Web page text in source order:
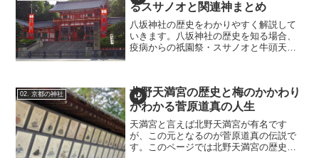
るスサノオと関連神まとめ
八坂神社の歴史をわかりやすく解説して
いきます。八坂神社の歴史を知る場合、
疫病からの祇園祭・スサノオと牛頭天
ながる歴史、スサノオを中心とした人物
から八坂神社の歴史と見どころの意外な
繋がりが分かるでしょう。
02. 京都の神社
北野天満宮の歴史と梅のかかわり
がわかる菅原道真の人生
天満宮と言えば北野天満宮が有名です
が、この元となるのが菅原道真の伝説で
す。このページでは北野天満宮の歴史を